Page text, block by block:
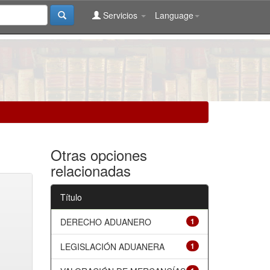
Language
Servicios
Otras opciones
relacionadas
Título
1
DERECHO ADUANERO
1
LEGISLACIÓN ADUANERA